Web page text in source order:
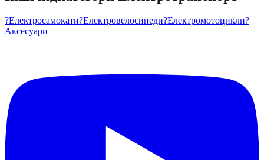
?Електросамокати?Електровелосипеди?️Електромотоцикли?
Аксесуари